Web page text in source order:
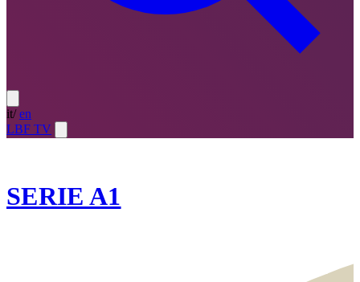
it/ en
LBF TV
SERIE A1